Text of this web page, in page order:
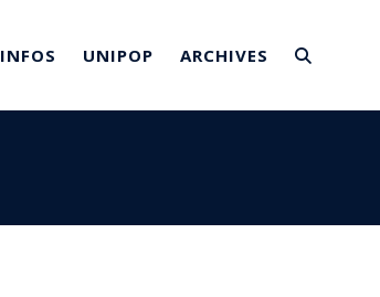
INFOS UNIPOP ARCHIVES